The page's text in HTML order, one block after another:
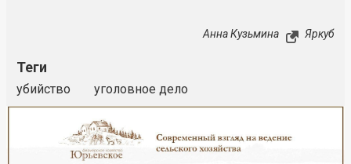
Анна Кузьмина Яркуб
Теги
убийство уголовное дело